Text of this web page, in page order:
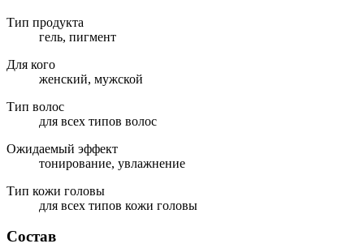
Тип продукта
гель, пигмент
Для кого
женский, мужской
Тип волос
для всех типов волос
Ожидаемый эффект
тонирование, увлажнение
Тип кожи головы
для всех типов кожи головы
Состав